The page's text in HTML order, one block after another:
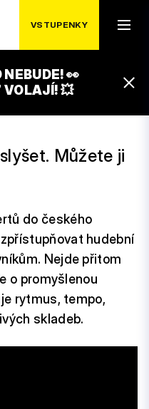
VSTUPENKY
👀
VOLAJÍ! 💥
Můžete ji
do českého
hudební
Nejde přitom
o promyšlenou
rytmus, tempo,
skladeb.